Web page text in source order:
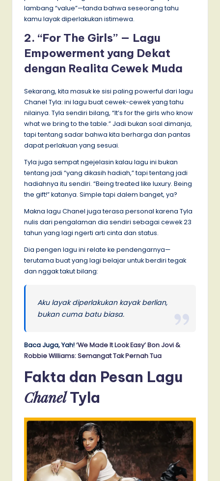
lambang “value”—tanda bahwa seseorang tahu
kamu layak diperlakukan istimewa.
2. “For The Girls” — Lagu
Empowerment yang Dekat
dengan Realita Cewek Muda
Sekarang, kita masuk ke sisi paling powerful dari lagu
Chanel Tyla: ini lagu buat cewek-cewek yang tahu
nilainya. Tyla sendiri bilang, “It’s for the girls who know
what we bring to the table.” Jadi bukan soal dimanja,
tapi tentang sadar bahwa kita berharga dan pantas
dapat perlakuan yang sesuai.
Tyla juga sempat ngejelasin kalau lagu ini bukan
tentang jadi “yang dikasih hadiah,” tapi tentang jadi
hadiahnya itu sendiri. “Being treated like luxury. Being
the gift!” katanya. Simple tapi dalem banget, ya?
Makna lagu Chanel juga terasa personal karena Tyla
nulis dari pengalaman dia sendiri sebagai cewek 23
tahun yang lagi ngerti arti cinta dan status.
Dia pengen lagu ini relate ke pendengarnya—
terutama buat yang lagi belajar untuk berdiri tegak
dan nggak takut bilang:
Aku layak diperlakukan kayak berlian,
bukan cuma batu biasa.
Baca Juga, Yah!‘We Made It Look Easy’ Bon Jovi &
Robbie Williams: Semangat Tak Pernah Tua
Fakta dan Pesan Lagu
ChanelTyla